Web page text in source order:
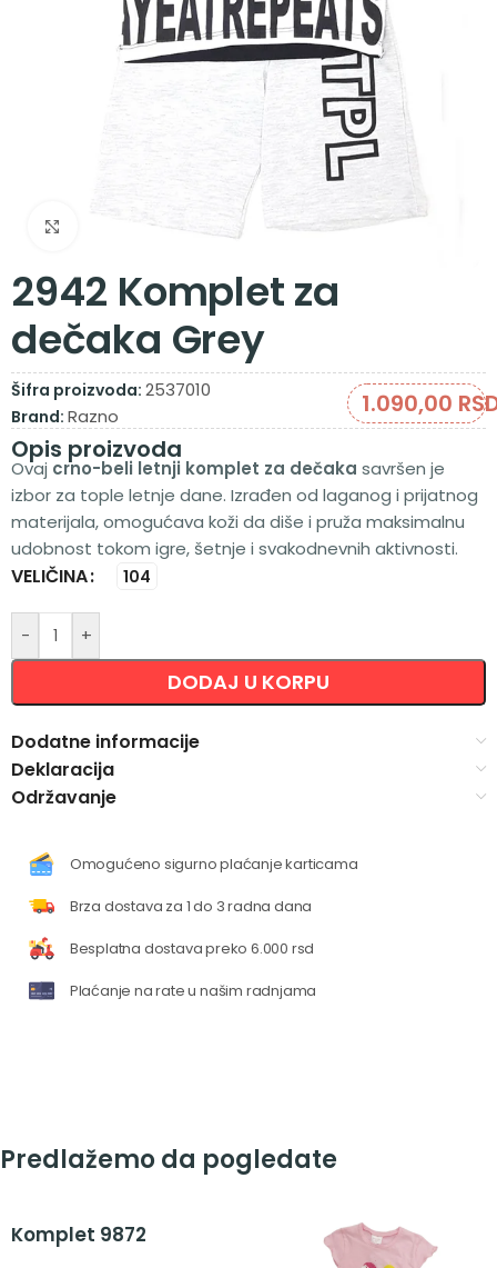
Zumiraj sliku
2942 Komplet za
dečaka Grey
Šifra proizvoda: 2537010
Brand: Razno 1.090,00
Opis proizvoda
Ovaj crno-beli letnji komplet za dečaka savršen je
izbor za tople letnje dane. Izrađen od laganog i prijatnog
materijala, omogućava koži da diše i pruža maksimalnu
udobnost tokom igre, šetnje i svakodnevnih aktivnosti.
VELIČINA 104
- +
DODAJ U KORPU
Alternative:
Dodatne informacije
Deklaracija
Održavanje
Omogućeno sigurno plaćanje karticama
Brza dostava za 1 do 3 radna dana
Besplatna dostava preko 6.000 rsd
Plaćanje na rate u našim radnjama
Predlažemo da pogledate
Komplet 9872